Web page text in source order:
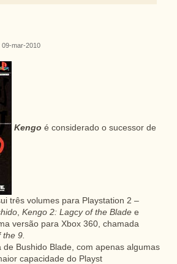
mar-2010
Kengo é considerado o sucessor de
três volumes para Playstation 2 –
, Kengo 2: Lagcy of the Bladee
versão para Xbox 360, chamada
9.
de Bushido Blade, com apenas algumas
capacidade do Playst